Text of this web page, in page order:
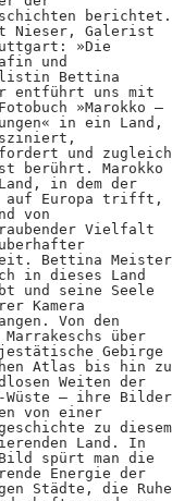
berichtet.
Nieser, Galerist
»Die
und
Bettina
entführt uns mit
»Marokko –
in ein Land,
und zugleich
berührt. Marokko
in dem der
auf Europa trifft,
von
Vielfalt
Bettina Meister
in dieses Land
und seine Seele
Kamera
Von den
Marrakeschs über
Gebirge
Atlas bis hin zu
Weiten der
Wüste – ihre Bilder
von einer
zu diesem
Land. In
spürt man die
Energie der
Städte, die Ruhe